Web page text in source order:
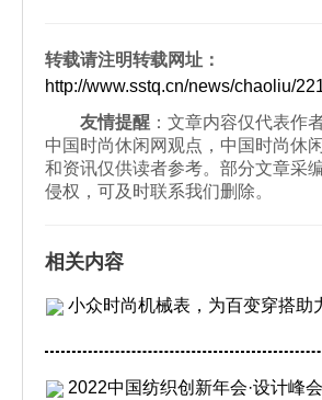
转载请注明转载网址：
http://www.sstq.cn/news/chaoliu/
友情提醒 ：文章内容仅代表作
中国时尚休闲网观点，中国时尚休
和资讯仅供读者参考。部分文章采
侵权，可及时联系我们删除。
相关内容
小众时尚机械表，为百变穿搭助
2022中国纺织创新年会·设计峰